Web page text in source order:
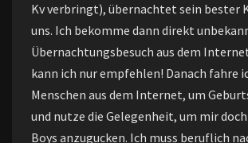
Kv verbringt), übernachtet sein bester
uns. Ich bekomme dann direkt
Übernachtungsbesuch aus dem
kann ich nur empfehlen! Danach fahre
Menschen aus dem Internet, um
und nutze die Gelegenheit, um mir
Boys anzugucken. Ich muss beruflich